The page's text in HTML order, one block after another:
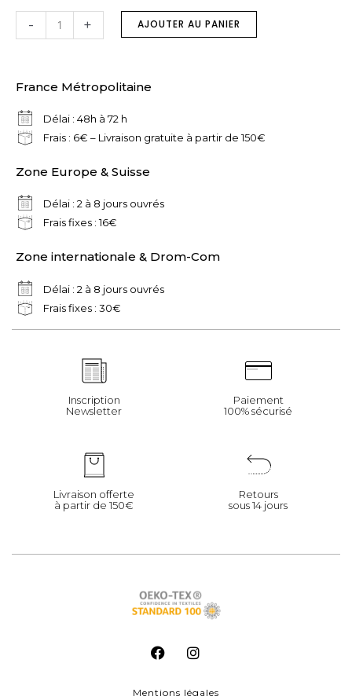
-
quantité
de
"Jaune-
Beige"
+ AJOUTER AU PANIER
France Métropolitaine
Délai : 48h à 72 h
Frais : 6€ – Livraison gratuite à partir de 150€
Zone Europe & Suisse
Délai : 2 à 8 jours ouvrés
Frais fixes : 16€
Zone internationale & Drom-Com
Délai : 2 à 8 jours ouvrés
Frais fixes : 30€
Inscription
Newsletter
Paiement
100% sécurisé
Livraison offerte
à partir de 150€
Retours
sous 14 jours
a
c
n
s
Mentions légales